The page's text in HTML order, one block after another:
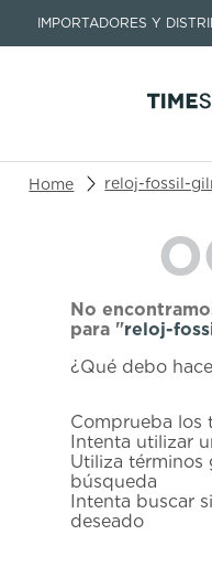
IMPORTADORES Y
Buscar un producto o
reloj-fossil-
No
para "reloj-
¿Qué debo
Comprueba los
Intenta utilizar
Utiliza términos
búsqueda
Intenta buscar
deseado